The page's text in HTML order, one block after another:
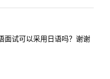
试可以采用日语吗？谢谢